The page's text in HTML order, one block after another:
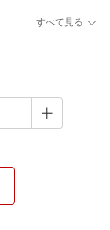
すべて見る